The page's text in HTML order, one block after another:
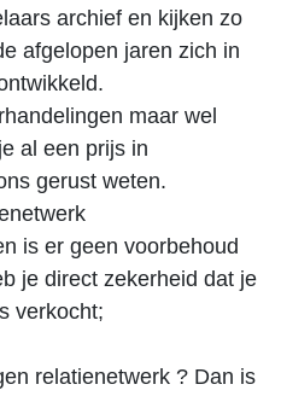
archief en kijken zo
afgelopen jaren zich in
maar wel
al een prijs in
gerust weten.
is er geen voorbehoud
je direct zekerheid dat je
verkocht;
relatienetwerk ? Dan is